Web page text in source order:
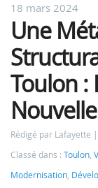
18 mars 2024
Une
Toulon :
Rédigé par Lafayette
Classé dans : Toulon,
Modernisation,